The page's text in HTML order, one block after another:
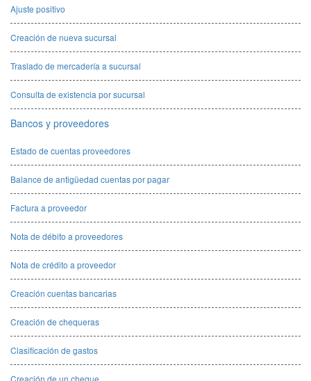
Ajuste positivo
Creación de nueva sucursal
Traslado de mercadería a sucursal
Consulta de existencia por sucursal
Bancos y proveedores
Estado de cuentas proveedores
Balance de antigüedad cuentas por pagar
Factura a proveedor
Nota de débito a proveedores
Nota de crédito a proveedor
Creación cuentas bancarias
Creación de chequeras
Clasificación de gastos
Creación de un cheque